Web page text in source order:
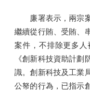
廉署表示，兩宗案
繼續從行賄、受賄、
案件，不排除更多
《創新科技資助計劃
識。創新科技及工業
公帑的行為，已指示